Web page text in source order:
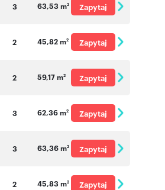
3 63,53 m2
Zapytaj
2 45,82 m2
Zapytaj
2 59,17 m2
Zapytaj
3 62,36 m2
Zapytaj
3 63,36 m2
Zapytaj
2 45,83 m2
Zapytaj